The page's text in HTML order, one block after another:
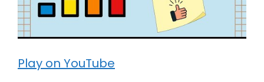
Play on YouTube